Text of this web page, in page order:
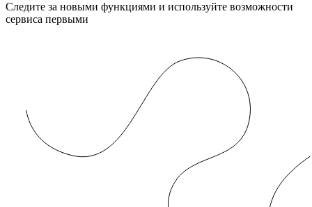
Следите за новыми функциями и используйте возможности
сервиса первыми